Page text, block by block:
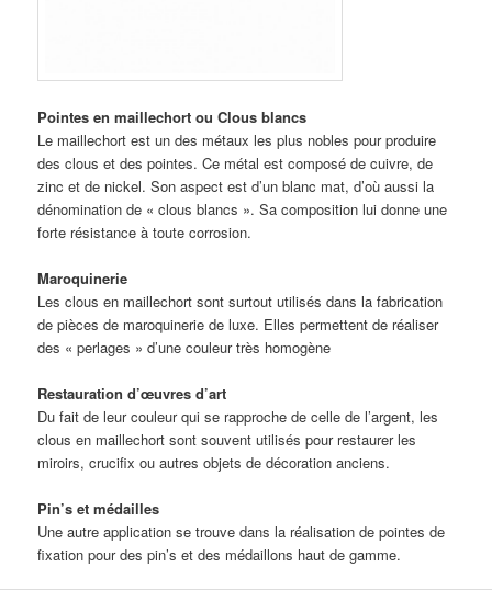
Pointes en maillechort ou Clous blancs
Le maillechort est un des métaux les plus nobles pour produire
des clous et des pointes. Ce métal est composé de cuivre, de
zinc et de nickel. Son aspect est d’un blanc mat, d’où aussi la
dénomination de « clous blancs ». Sa composition lui donne une
forte résistance à toute corrosion.
Maroquinerie
Les clous en maillechort sont surtout utilisés dans la fabrication
de pièces de maroquinerie de luxe. Elles permettent de réaliser
des « perlages » d’une couleur très homogène
Restauration d’œuvres d’art
Du fait de leur couleur qui se rapproche de celle de l’argent, les
clous en maillechort sont souvent utilisés pour restaurer les
miroirs, crucifix ou autres objets de décoration anciens.
Pin’s et médailles
Une autre application se trouve dans la réalisation de pointes de
fixation pour des pin’s et des médaillons haut de gamme.